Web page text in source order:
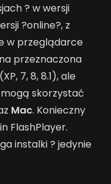
? w wersji
?online?, z
w przeglądarce
przeznaczona
(XP, 7, 8, 8.1), ale
skorzystać
Mac. Konieczny
FlashPlayer.
instalki ? jedynie